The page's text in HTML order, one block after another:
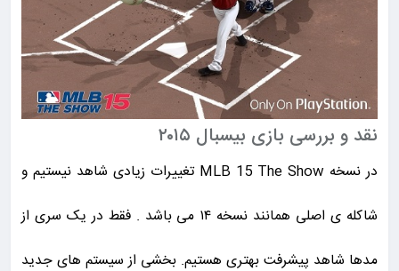
نقد و بررسی بازی بیسبال ۲۰۱۵
در نسخه MLB 15 The Show تغییرات زیادی شاهد نیستیم و
شاکله ی اصلی همانند نسخه ۱۴ می باشد . فقط در یک سری از
مدها شاهد پیشرفت بهتری هستیم. بخشی از سیستم های جدید